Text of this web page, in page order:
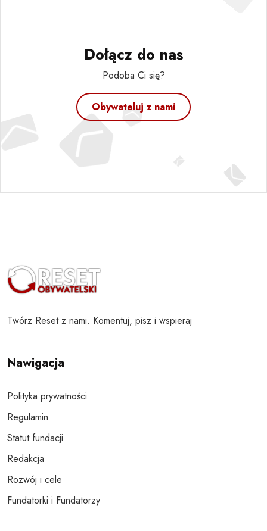
Dołącz do nas
Podoba Ci się?
Obywateluj z nami
Twórz Reset z nami. Komentuj, pisz i wspieraj
Nawigacja
Polityka prywatności
Regulamin
Statut fundacji
Redakcja
Rozwój i cele
Fundatorki i Fundatorzy